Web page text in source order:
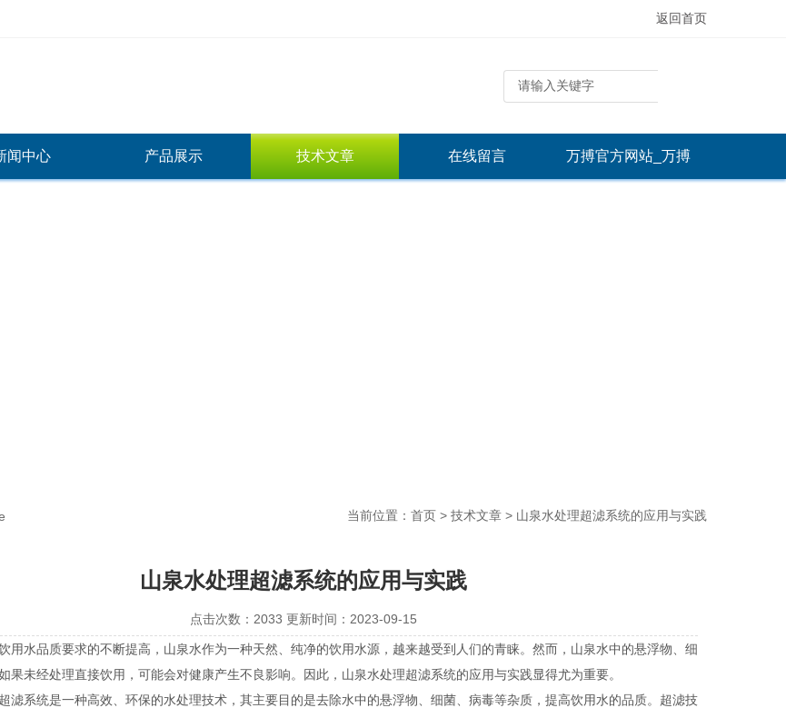
返回首页
闻中心 产品展示 技术文章 在线留言 万搏官方网站_万搏
当前位置： 首页 > 技术文章 > 山泉水处理超滤系统的应用与实践
山泉水处理超滤系统的应用与实践
点击次数：2033 更新时间：2023-09-15
水品质要求的不断提高，山泉水作为一种天然、纯净的饮用水源，越来越受到人们的青睐。然而，山泉水中的悬浮物、细
果未经处理直接饮用，可能会对健康产生不良影响。因此，山泉水处理超滤系统的应用与实践显得尤为重要。
系统是一种高效、环保的水处理技术，其主要目的是去除水中的悬浮物、细菌、病毒等杂质，提高饮用水的品质。超滤技